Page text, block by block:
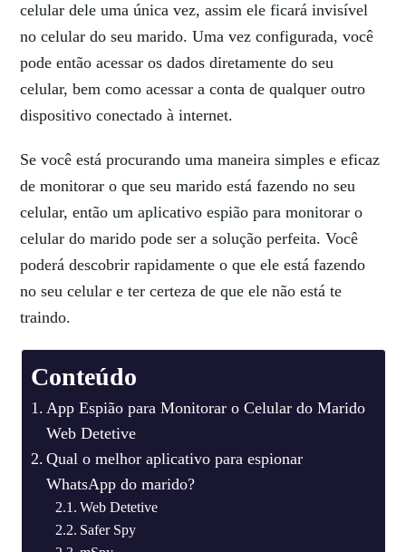
celular dele uma única vez, assim ele ficará invisível
no celular do seu marido. Uma vez configurada, você
pode então acessar os dados diretamente do seu
celular, bem como acessar a conta de qualquer outro
dispositivo conectado à internet.
Se você está procurando uma maneira simples e eficaz
de monitorar o que seu marido está fazendo no seu
celular, então um aplicativo espião para monitorar o
celular do marido pode ser a solução perfeita. Você
poderá descobrir rapidamente o que ele está fazendo
no seu celular e ter certeza de que ele não está te
traindo.
Conteúdo
App Espião para Monitorar o Celular do Marido
Web Detetive
Qual o melhor aplicativo para espionar
WhatsApp do marido?
Web Detetive
Safer Spy